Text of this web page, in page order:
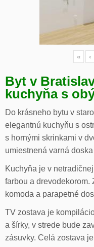
« ‹
Byt v
kuchyňa s
Do krásneho bytu v
elegantnú kuchyňu s
s hornými skrinkami v
umiestnená varná
Kuchyňa je v
farbou a drevodekorom.
komoda a parapetné
TV zostava je
a šírky, v strede bude
zásuvky. Celá zostava